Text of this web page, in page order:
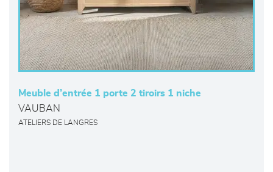
Meuble d’entrée 1 porte 2 tiroirs 1 niche
VAUBAN
ATELIERS DE LANGRES